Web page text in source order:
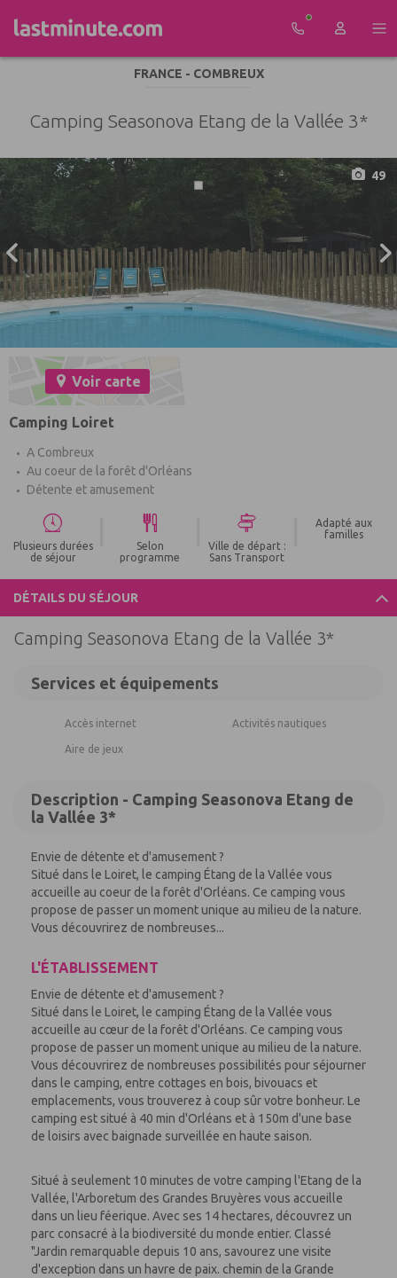
FRANCE - COMBREUX
Camping Seasonova Etang de la Vallée 3*
49
Voir carte
Camping Loiret
A Combreux
Au coeur de la forêt d'Orléans
Détente et amusement
Plusieurs durées
de séjour
Selon
programme
Ville de départ :
Sans Transport
Adapté aux
familles
DÉTAILS DU SÉJOUR
Camping Seasonova Etang de la Vallée 3*
Services et équipements
Accès internet Activités nautiques
Aire de jeux
Description - Camping Seasonova Etang de
la Vallée 3*
Envie de détente et d'amusement ?
Situé dans le Loiret, le camping Étang de la Vallée vous
accueille au coeur de la forêt d'Orléans. Ce camping vous
propose de passer un moment unique au milieu de la nature.
Vous découvrirez de nombreuses...
L'ÉTABLISSEMENT
Envie de détente et d'amusement ?
Situé dans le Loiret, le camping Étang de la Vallée vous
accueille au cœur de la forêt d'Orléans. Ce camping vous
propose de passer un moment unique au milieu de la nature.
Vous découvrirez de nombreuses possibilités pour séjourner
dans le camping, entre cottages en bois, bivouacs et
emplacements, vous trouverez à coup sûr votre bonheur. Le
camping est situé à 40 min d'Orléans et à 150m d'une base
de loisirs avec baignade surveillée en haute saison.
Situé à seulement 10 minutes de votre camping l'Etang de la
Vallée, l'Arboretum des Grandes Bruyères vous accueille
dans un lieu féerique. Avec ses 14 hectares, découvrez un
parc consacré à la biodiversité du monde entier. Classé
"Jardin remarquable depuis 10 ans, savourez une visite
d'exception dans un havre de paix. chemin de la Grande